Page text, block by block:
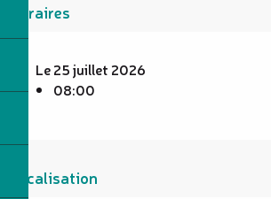
Horaires
Le 25 juillet 2026
08:00
Localisation